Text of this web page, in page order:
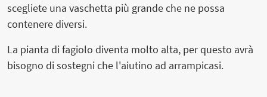
scegliete una vaschetta più grande che ne possa
contenere diversi.
La pianta di fagiolo diventa molto alta, per questo avrà
bisogno di sostegni che l'aiutino ad arrampicasi.